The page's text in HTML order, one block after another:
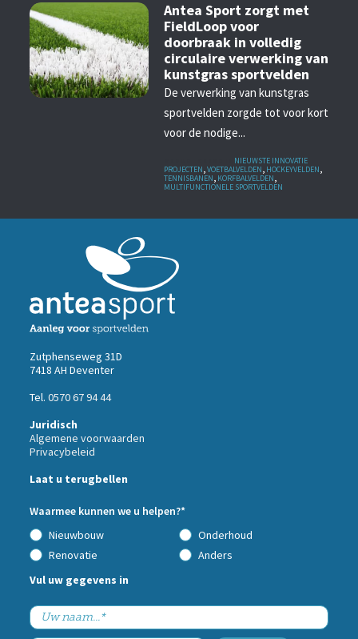
Antea Sport zorgt met
FieldLoop voor
doorbraak in volledig
circulaire verwerking van
kunstgras sportvelden
De verwerking van kunstgras
sportvelden zorgde tot voor kort
voor de nodige...
NIEUWSTE INNOVATIE
PROJECTEN,VOETBALVELDEN, HOCKEYVELDEN,
TENNISBANEN, KORFBALVELDEN,
MULTIFUNCTIONELE SPORTVELDEN
Zutphenseweg 31D
7418 AH Deventer
Tel. 0570 67 94 44
Juridisch
Algemene voorwaarden
Privacybeleid
Call
back
by
fax
Laat u terugbellen
Waarmee kunnen we u helpen?*
Nieuwbouw
Onderhoud
Renovatie
Anders
Vul uw gegevens in